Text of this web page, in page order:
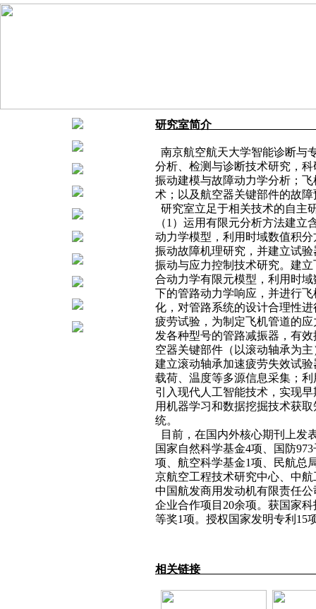
研究室简介
南京航空航天大学智能诊断与
分析、检测与诊断技术研究，
振动建模与故障动力学分析；
术；以及航空器关键部件的故
研究室立足于相关技术的自主
（1）运用有限元分析方法建
动力学模型，利用时域数值积
振动故障机理研究，并建立试
振动与应力控制技术研究。建
合动力学有限元模型，利用时
下的管路动力学响应，并进行
化，对管路系统的设计合理性
疲劳试验，为制定飞机管道的
发各种型号的管路减振器，有
空器关键部件（以滚动轴承为
建立滚动轴承加速疲劳失效试
载荷、温度等多源信息采集；
引入现代人工智能技术，实现
用机器学习和数据挖掘技术获
统。
目前，在国内外核心期刊上发
国家自然科学基金4项、国防
项、航空科学基金1项、民航总
京航空工程技术研究中心、中
中国航发商用发动机有限责任
企业合作项目20余项。获国家
等奖1项。授权国家发明专利15
相关链接